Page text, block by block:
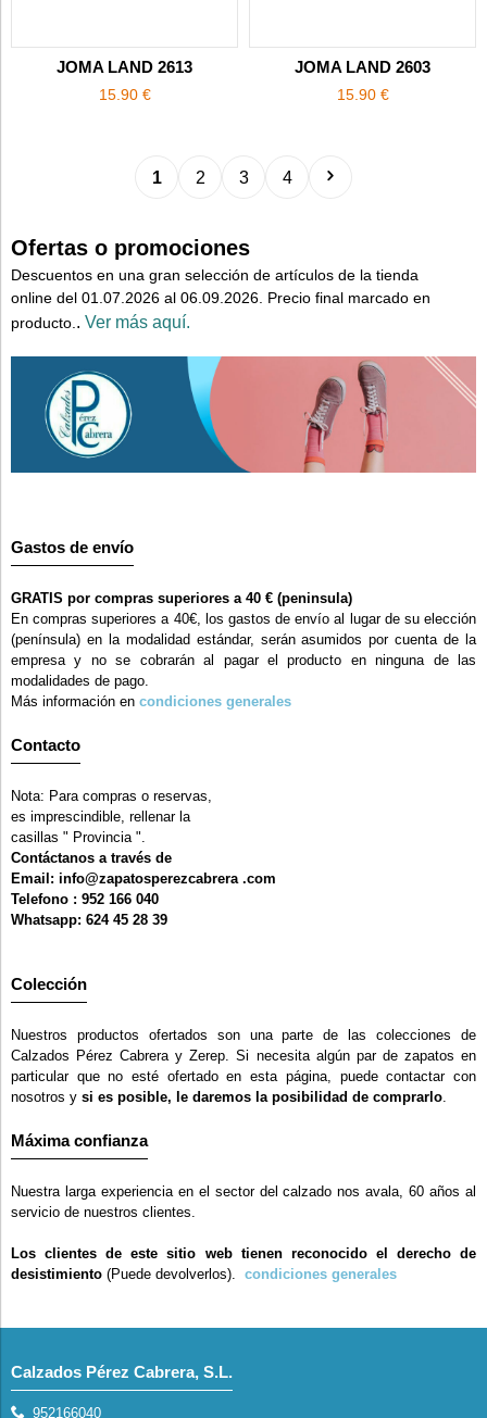
JOMA LAND 2613
15.90 €
JOMA LAND 2603
15.90 €
1 2 3 4
Ofertas o promociones
Descuentos en una gran selección de artículos de la tienda
online del 01.07.2026 al 06.09.2026. Precio final marcado en
producto. . Ver más aquí.
Gastos de envío
GRATIS por compras superiores a 40 € (peninsula)
En compras superiores a 40€, los gastos de envío al lugar de su elección
(península) en la modalidad estándar, serán asumidos por cuenta de la
empresa y no se cobrarán al pagar el producto en ninguna de las
modalidades de pago.
Más información en condiciones generales
Contacto
Nota: Para compras o reservas,
es imprescindible, rellenar la
casillas " Provincia ".
Contáctanos a través de
Email: info@zapatosperezcabrera .com
Telefono : 952 166 040
Whatsapp: 624 45 28 39
Colección
Nuestros productos ofertados son una parte de las colecciones de
Calzados Pérez Cabrera y Zerep. Si necesita algún par de zapatos en
particular que no esté ofertado en esta página, puede contactar con
nosotros y si es posible, le daremos la posibilidad de comprarlo.
Máxima confianza
Nuestra larga experiencia en el sector del calzado nos avala, 60 años al
servicio de nuestros clientes.
Los clientes de este sitio web tienen reconocido el derecho de
desistimiento (Puede devolverlos). condiciones generales
Calzados Pérez Cabrera, S.L.
952166040